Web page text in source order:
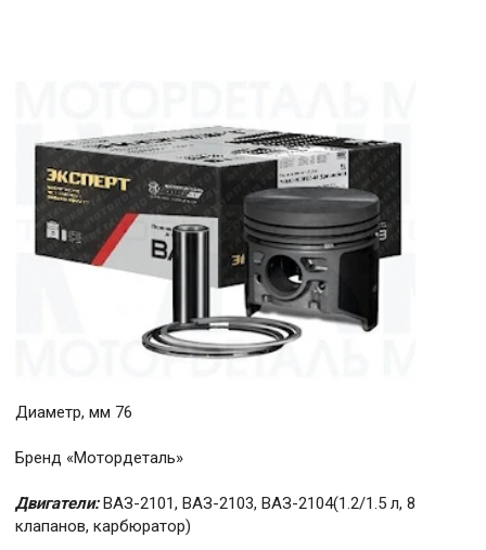
Диаметр, мм 76
Бренд «Мотордеталь»
Двигатели:ВАЗ-2101, ВАЗ-2103, ВАЗ-2104(1.2/1.5 л, 8
клапанов, карбюратор)